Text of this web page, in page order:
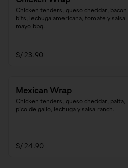
Chicken tenders, queso cheddar, bacon
bits, lechuga americana, tomate y salsa
mayo bbq.
S/ 23.90
Mexican Wrap
Chicken tenders, queso cheddar, palta,
pico de gallo, lechuga y salsa ranch.
S/ 24.90